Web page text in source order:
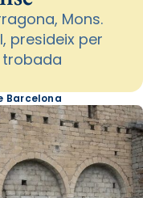
Mons.
presideix per
Barcelona